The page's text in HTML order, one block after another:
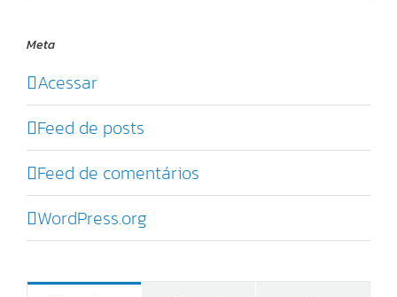
Meta
Acessar
Feed de posts
Feed de comentários
WordPress.org